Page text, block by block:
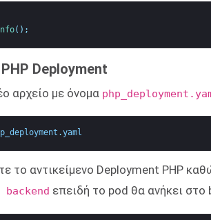
( ) ;
Deployment
αρχείο με όνομα
.yaml
το αντικείμενο Deployment PHP
επειδή το pod θα ανήκει στο